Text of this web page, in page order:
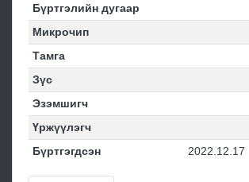
Бүртгэлийн дугаар
Микрочип
Тамга
Зүс
Эзэмшигч
Үржүүлэгч
Бүртгэгдсэн
2022.12.17